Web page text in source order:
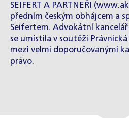
SEIFERT A PARTNEŘI (
předním českým obhájcem a
Seifertem. Advokátní kancelář
se umístila v soutěži
mezi velmi doporučovanými
právo.